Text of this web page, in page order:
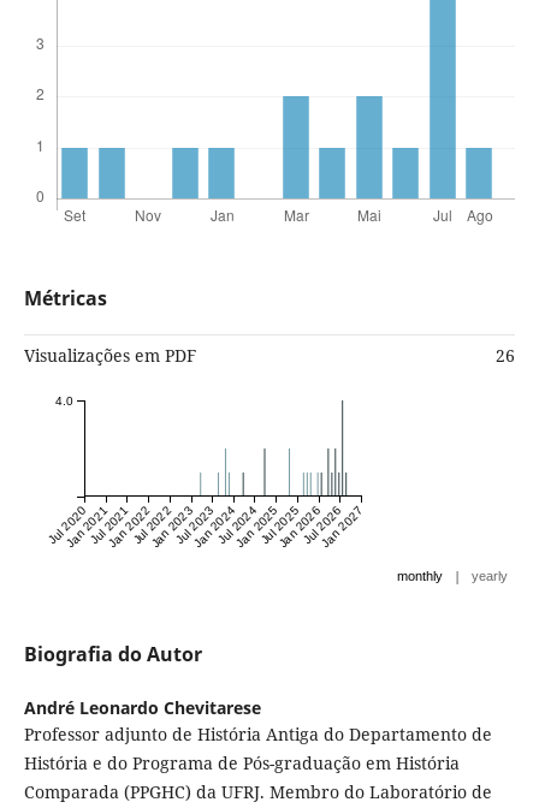
Métricas
Visualizações em PDF 26
Jul 2020
Jan 2021Jul 2021
Jan 2022Jul 2022
Jan 2023Jul 2023
Jan 2024Jul 2024
Jan 2025Jul 2025
Jan 2026Jul 2026
Jan 2027
4.0
monthly | yearly
Biografia do Autor
André Leonardo Chevitarese
Professor adjunto de História Antiga do Departamento de
História e do Programa de Pós-graduação em História
Comparada (PPGHC) da UFRJ. Membro do Laboratório de